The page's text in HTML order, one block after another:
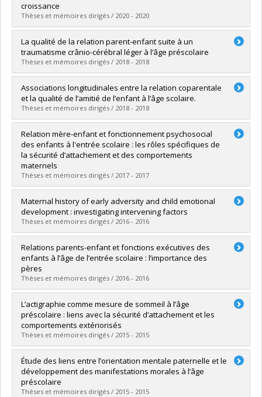
Lien vers le document dans Papyrus
croissance
Thèses et mémoires dirigés / 2020 - 2020
Graduate :Cimon-Paquet, Catherine
Cycle :Master's
Grade :M. Sc.
Lien vers le document dans Papyrus
La qualité de la relation parent-enfant suite à un
traumatisme crânio-cérébral léger à l’âge préscolaire
Thèses et mémoires dirigés / 2018 - 2018
Graduate :Lalonde, Gabrielle
Cycle :Doctoral
Grade :Ph. D.
Lien vers le document dans Papyrus
Associations longitudinales entre la relation coparentale
et la qualité de l’amitié de l’enfant à l’âge scolaire.
Thèses et mémoires dirigés / 2018 - 2018
Graduate :Perrier, Rachel
Cycle :Master's
Grade :M. Sc.
Lien vers le document dans Papyrus
Relation mère-enfant et fonctionnement psychosocial
des enfants à l'entrée scolaire : les rôles spécifiques de
la sécurité d’attachement et des comportements
maternels
Thèses et mémoires dirigés / 2017 - 2017
Graduate :Sirois, Marie-Soleil
Cycle :Master's
Grade :M. Sc.
Lien vers le document dans Papyrus
Maternal history of early adversity and child emotional
development : investigating intervening factors
Thèses et mémoires dirigés / 2016 - 2016
Graduate :Bouvette-Turcot, Andrée-Anne
Cycle :Doctoral
Grade :
Lien vers le document dans Papyrus
Relations parents-enfant et fonctions exécutives des
enfants à l’âge de l’entrée scolaire : l’importance des
pères
Thèses et mémoires dirigés / 2016 - 2016
Graduate :Hertz, Sarah
Cycle :Master's
Grade :M. Sc.
Lien vers le document dans Papyrus
L’actigraphie comme mesure de sommeil à l’âge
préscolaire : liens avec la sécurité d’attachement et les
comportements extériorisés
Thèses et mémoires dirigés / 2015 - 2015
Graduate :Bélanger, Marie-Ève
Cycle :Doctoral
Grade :Ph. D.
Lien vers le document dans Papyrus
Étude des liens entre l’orientation mentale paternelle et le
développement des manifestations morales à l’âge
préscolaire
Thèses et mémoires dirigés / 2015 - 2015